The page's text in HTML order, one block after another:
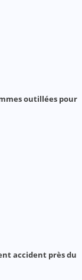
outillées pour
accident près du